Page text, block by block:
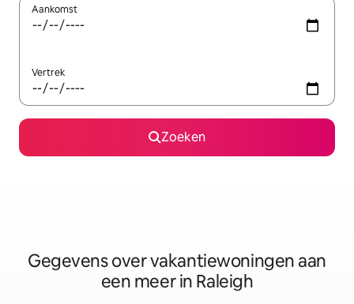
Aankomst
Vertrek
Zoeken
Gegevens over vakantiewoningen aan
een meer in Raleigh